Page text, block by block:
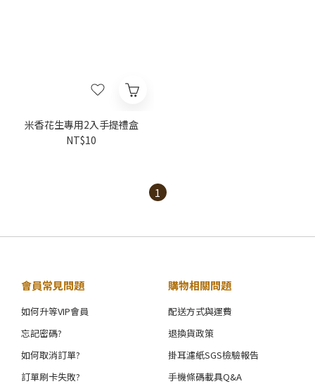
米香花生專用2入手提禮盒
NT$10
1
會員常見問題
如何升等VIP會員
忘記密碼?
如何取消訂單?
訂單刷卡失敗?
購物相關問題
配送方式與運費
退換貨政策
掛耳濾紙SGS檢驗報告
手機條碼載具Q&A